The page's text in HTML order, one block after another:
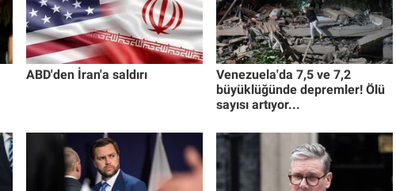
ABD'den İran'a saldırı
Venezuela'da 7,5 ve 7,2
büyüklüğünde depremler! Ölü
sayısı artıyor...